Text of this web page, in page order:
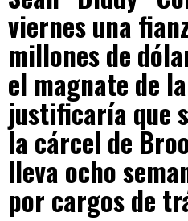
viernes una
millones de
el magnate de
justificaría que
la cárcel de
lleva ocho
por cargos de